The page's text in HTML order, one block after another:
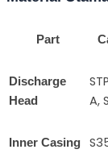
Part
Discharge
Head
A,
Inner Casing